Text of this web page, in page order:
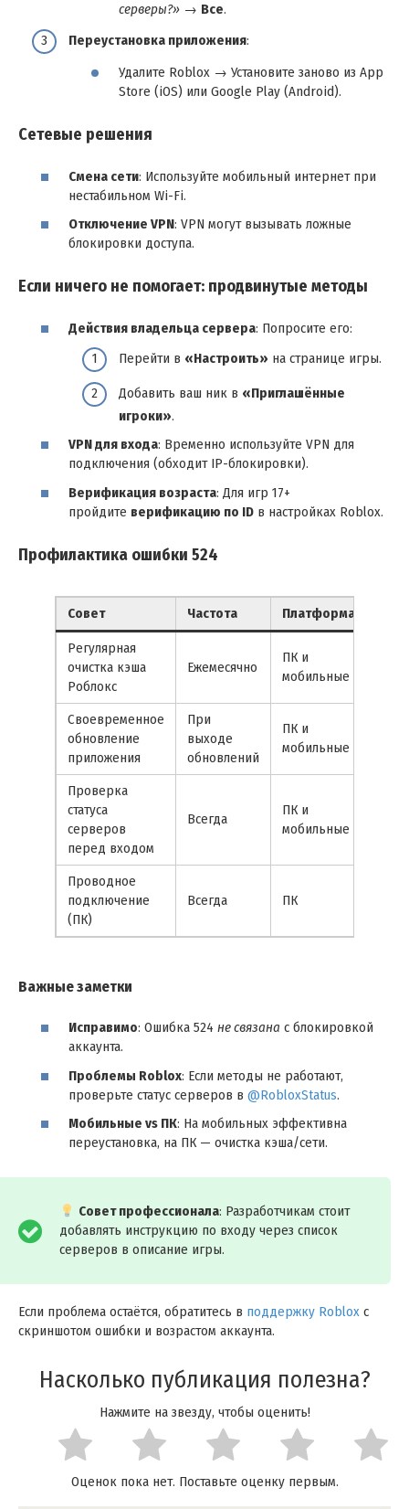
серверы?» → Все.
Переустановка приложения:
Удалите Roblox → Установите заново из App
Store (iOS) или Google Play (Android).
Сетевые решения
Смена сети: Используйте мобильный интернет при
нестабильном Wi-Fi.
Отключение VPN: VPN могут вызывать ложные
блокировки доступа.
Если ничего не помогает: продвинутые методы
Действия владельца сервера: Попросите его:
Перейти в «Настроить» на странице игры.
Добавить ваш ник в «Приглашённые
игроки».
VPN для входа: Временно используйте VPN для
подключения (обходит IP-блокировки).
Верификация возраста: Для игр 17+
пройдите верификацию по ID в настройках Roblox.
Профилактика ошибки 524
Совет Частота Платформа
Регулярная
очистка кэша
Роблокс
Ежемесячно
ПК и
мобильные
Своевременное
обновление
приложения
При
выходе
обновлений
ПК и
мобильные
Проверка
статуса
серверов
перед входом
Всегда
ПК и
мобильные
Проводное
подключение
(ПК)
Всегда ПК
Важные заметки
Исправимо: Ошибка 524 не связана с блокировкой
аккаунта.
Проблемы Roblox: Если методы не работают,
проверьте статус серверов в @RobloxStatus.
Мобильные vs ПК: На мобильных эффективна
переустановка, на ПК — очистка кэша/сети.
Совет профессионала: Разработчикам стоит
добавлять инструкцию по входу через список
серверов в описание игры.
Если проблема остаётся, обратитесь в поддержку Roblox с
скриншотом ошибки и возрастом аккаунта.
Насколько публикация полезна?
Нажмите на звезду, чтобы оценить!
Оценок пока нет. Поставьте оценку первым.